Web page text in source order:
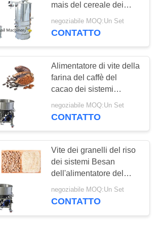
del
del
della
55
mais del cereale dei
sistemi di trasportatore a
coclea della polvere di
negoziabile MOQ:Un Set
CONTATTO
Alimentatore di vite della
farina del caffè del
cacao dei sistemi
dell'alimentatore del
trasportatore della
negoziabile MOQ:Un Set
CONTATTO
Vite dei granelli del riso
dei sistemi Besan
dell'alimentatore del
trasportatore del cece
400-6000 kg/h
negoziabile MOQ:Un Set
CONTATTO